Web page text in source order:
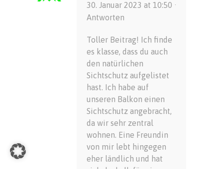
30. Januar 2023 at 10:50 ·
Antworten
Toller Beitrag! Ich finde
es klasse, dass du auch
den natürlichen
Sichtschutz aufgelistet
hast. Ich habe auf
unseren Balkon einen
Sichtschutz angebracht,
da wir sehr zentral
wohnen. Eine Freundin
von mir lebt hingegen
eher ländlich und hat